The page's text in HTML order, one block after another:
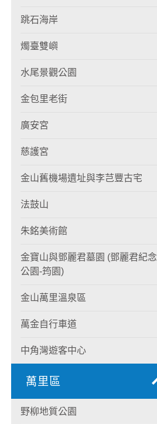
跳石海岸
燭臺雙嶼
水尾景觀公園
金包里老街
廣安宮
慈護宮
金山舊機場遺址與李芑豐古宅
法鼓山
朱銘美術館
金寶山與鄧麗君墓園 (鄧麗君紀念
公園-筠園)
金山萬里溫泉區
萬金自行車道
中角灣遊客中心
萬里區
野柳地質公園